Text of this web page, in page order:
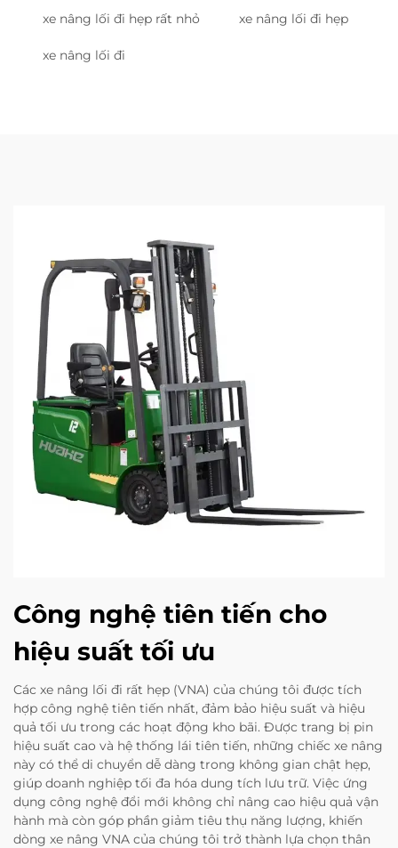
xe nâng lối đi hẹp rất nhỏ xe nâng lối đi hẹp
xe nâng lối đi
Công nghệ tiên tiến cho
hiệu suất tối ưu
Các xe nâng lối đi rất hẹp (VNA) của chúng tôi được tích
hợp công nghệ tiên tiến nhất, đảm bảo hiệu suất và hiệu
quả tối ưu trong các hoạt động kho bãi. Được trang bị pin
hiệu suất cao và hệ thống lái tiên tiến, những chiếc xe nâng
này có thể di chuyển dễ dàng trong không gian chật hẹp,
giúp doanh nghiệp tối đa hóa dung tích lưu trữ. Việc ứng
dụng công nghệ đổi mới không chỉ nâng cao hiệu quả vận
hành mà còn góp phần giảm tiêu thụ năng lượng, khiến
dòng xe nâng VNA của chúng tôi trở thành lựa chọn thân